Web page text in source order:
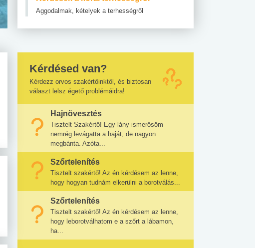
Aggodalmak, kételyek a terhességről
Kérdésed van?
Kérdezz orvos szakértőinktől, és biztosan
választ lelsz égető problémáidra!
Hajnövesztés
Tisztelt Szakértő! Egy lány ismerősöm
nemrég levágatta a haját, de nagyon
megbánta. Azóta...
Szőrtelenítés
Tisztelt szakértő! Az én kérdésem az lenne,
hogy hogyan tudnám elkerülni a borotválás...
Szőrtelenítés
Tisztelt szakértő! Az én kérdésem az lenne,
hogy leborotválhatom e a szőrt a lábamon,
ha...